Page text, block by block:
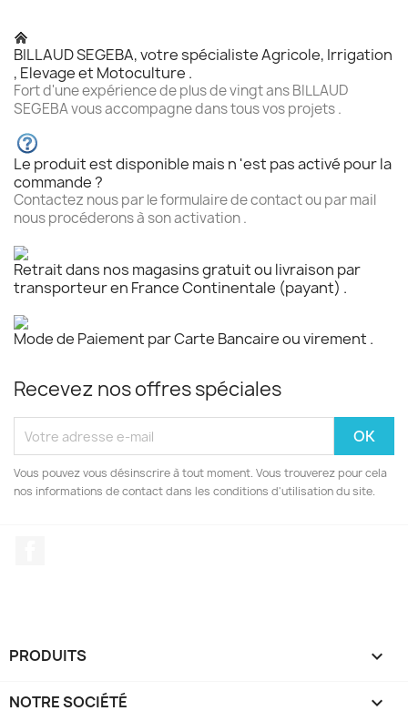
BILLAUD SEGEBA, votre spécialiste Agricole, Irrigation
, Elevage et Motoculture .
Fort d'une expérience de plus de vingt ans BILLAUD
SEGEBA vous accompagne dans tous vos projets .
Le produit est disponible mais n 'est pas activé pour la
commande ?
Contactez nous par le formulaire de contact ou par mail
nous procéderons à son activation .
Retrait dans nos magasins gratuit ou livraison par
transporteur en France Continentale (payant) .
Mode de Paiement par Carte Bancaire ou virement .
Recevez nos offres spéciales
Vous pouvez vous désinscrire à tout moment. Vous trouverez pour cela
nos informations de contact dans les conditions d'utilisation du site.
PRODUITS 
NOTRE SOCIÉTÉ 